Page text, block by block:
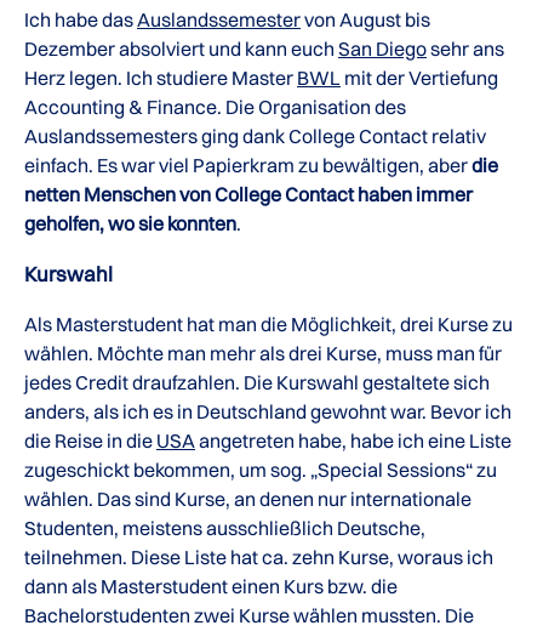
Ich habe dasAuslandssemestervon August bis
Dezember absolviert und kann euch San Diegosehr ans
Herz legen. Ich studiere Master BWL mit der Vertiefung
Accounting & Finance. Die Organisation des
Auslandssemesters ging dank College Contact relativ
einfach. Es war viel Papierkram zu bewältigen, aberdie
netten Menschen von College Contact haben immer
geholfen, wo sie konnten.
Kurswahl
Als Masterstudent hat man die Möglichkeit, drei Kurse zu
wählen. Möchte man mehr als drei Kurse, muss man für
jedes Credit draufzahlen. Die Kurswahl gestaltete sich
anders, als ich es in Deutschland gewohnt war. Bevor ich
die Reise in die USAangetreten habe, habe ich eine Liste
zugeschickt bekommen, um sog. „Special Sessions“ zu
wählen. Das sind Kurse, an denen nur internationale
Studenten, meistens ausschließlich Deutsche,
teilnehmen. Diese Liste hat ca. zehn Kurse, woraus ich
dann als Masterstudent einen Kurs bzw. die
Bachelorstudenten zwei Kurse wählen mussten. Die